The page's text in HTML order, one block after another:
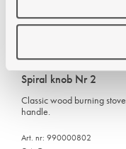
Spiral knob Nr 2
Classic wood burning stove
handle.
Art. nr: 990000802